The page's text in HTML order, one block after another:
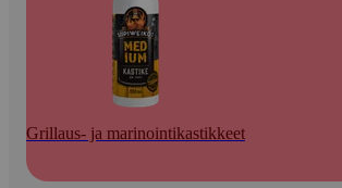
Grillaus- ja marinointikastikkeet